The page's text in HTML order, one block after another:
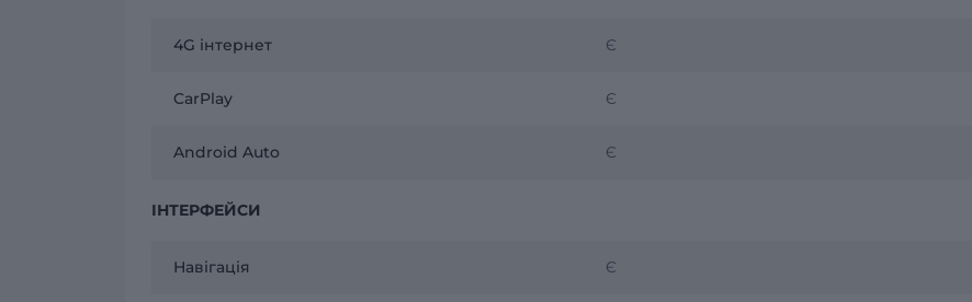
4G інтернет Є
CarPlay Є
Android Auto Є
ІНТЕРФЕЙСИ
Навігація Є